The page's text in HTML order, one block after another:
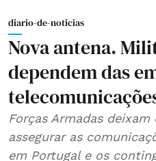
diario-de-noticias
Nova antena.
dependem das
Forças Armadas
assegurar as
em Portugal e os